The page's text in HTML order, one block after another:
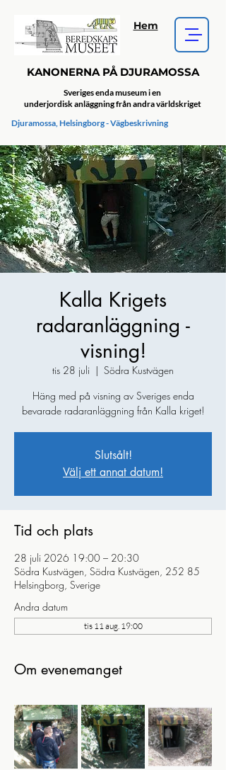
KANONERNA PÅ DJURAMOSSA
Djuramossa, Helsingborg - Vägbeskrivning
Sveriges enda museum i en
underjordisk anläggning från andra världskriget
Hem
Kalla Krigets
radaranläggning -
visning!
tis 28 juli
  |
Södra Kustvägen
Häng med på visning av Sveriges enda
bevarade radaranläggning från Kalla kriget!
Slutsålt!
Välj ett annat datum!
Tid och plats
28 juli 2026 19:00 – 20:30
Södra Kustvägen, Södra Kustvägen, 252 85
Helsingborg, Sverige
Andra datum
tis 11 aug. 19:00
Om evenemanget